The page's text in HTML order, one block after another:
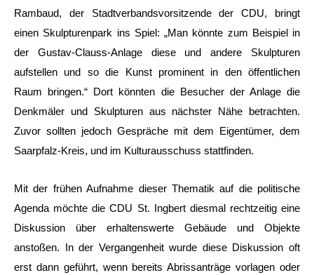
Rambaud, der Stadtverbandsvorsitzende der CDU, bringt
einen Skulpturenpark ins Spiel: „Man könnte zum Beispiel in
der Gustav-Clauss-Anlage diese und andere Skulpturen
aufstellen und so die Kunst prominent in den öffentlichen
Raum bringen.“ Dort könnten die Besucher der Anlage die
Denkmäler und Skulpturen aus nächster Nähe betrachten.
Zuvor sollten jedoch Gespräche mit dem Eigentümer, dem
Saarpfalz-Kreis, und im Kulturausschuss stattfinden.
Mit der frühen Aufnahme dieser Thematik auf die politische
Agenda möchte die CDU St. Ingbert diesmal rechtzeitig eine
Diskussion über erhaltenswerte Gebäude und Objekte
anstoßen. In der Vergangenheit wurde diese Diskussion oft
erst dann geführt, wenn bereits Abrissanträge vorlagen oder